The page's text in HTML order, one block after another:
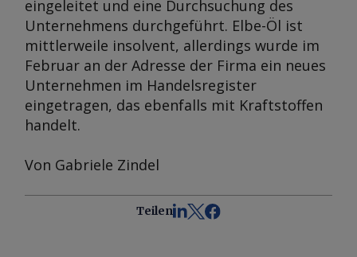
eingeleitet und eine Durchsuchung des
Unternehmens durchgeführt. Elbe-Öl ist
mittlerweile insolvent, allerdings wurde im
Februar an der Adresse der Firma ein neues
Unternehmen im Handelsregister
eingetragen, das ebenfalls mit Kraftstoffen
handelt.
Von Gabriele Zindel
Teilen